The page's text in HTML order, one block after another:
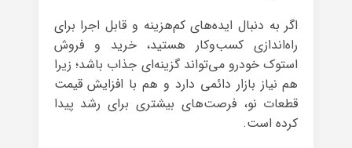
اگر به دنبال ایده‌های کم‌هزینه و قابل اجرا برای
راه‌اندازی کسب‌وکار هستید، خرید و فروش
استوک خودرو می‌تواند گزینه‌ای جذاب باشد؛ زیرا
هم نیاز بازار دائمی دارد و هم با افزایش قیمت
قطعات نو، فرصت‌های بیشتری برای رشد پیدا
کرده است.